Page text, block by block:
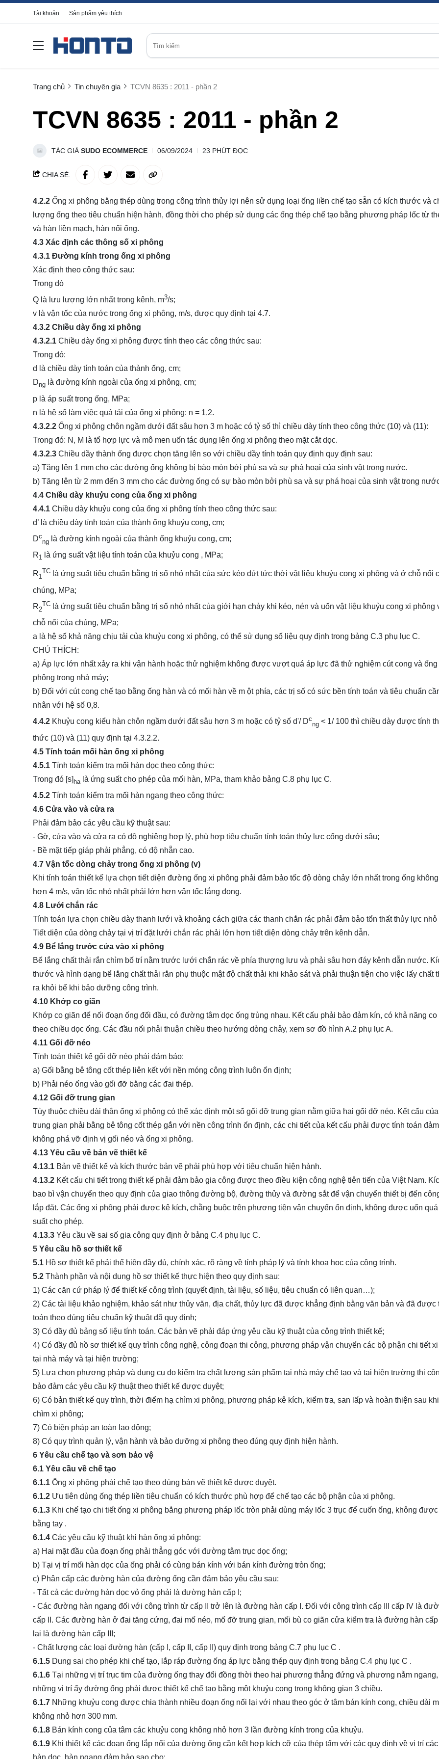
Tài khoản Sản phẩm yêu thích
Trang chủ Tin chuyên gia TCVN 8635 : 2011 - phần 2
TCVN 8635 : 2011 - phần 2
TÁC GIẢ SUDO ECOMMERCE 06/09/2024 23 PHÚT ĐỌC
CHIA SẺ:
4.2.2 Ống xi phông bằng thép dùng trong công trình thủy lợi nên sử dụng loại ống liền chế tạo sẵn có kích thước và
lượng ống theo tiêu chuẩn hiện hành, đồng thời cho phép sử dụng các ống thép chế tạo bằng phương pháp lốc từ
và hàn liền mạch, hàn nối ống.
4.3 Xác định các thông số xi phông
4.3.1 Đường kính trong ống xi phông
Xác định theo công thức sau:
Trong đó
Q là lưu lượng lớn nhất trong kênh, m3/s;
v là vận tốc của nước trong ống xi phông, m/s, được quy định tại 4.7.
4.3.2 Chiều dày ống xi phông
4.3.2.1 Chiều dày ống xi phông được tính theo các công thức sau:
Trong đó:
d là chiều dày tính toán của thành ống, cm;
Dng là đường kính ngoài của ống xi phông, cm;
p là áp suất trong ống, MPa;
n là hệ số làm việc quá tải của ống xi phông: n = 1,2.
4.3.2.2 Ống xi phông chôn ngầm dưới đất sâu hơn 3 m hoặc có tỷ số thì chiều dày tính theo công thức (10) và (11):
Trong đó: N, M là tổ hợp lực và mô men uốn tác dụng lên ống xi phông theo mặt cắt dọc.
4.3.2.3 Chiều dầy thành ống được chọn tăng lên so với chiều dầy tính toán quy định quy định sau:
a) Tăng lên 1 mm cho các đường ống không bị bào mòn bởi phù sa và sự phá hoại của sinh vật trong nước.
b) Tăng lên từ 2 mm đến 3 mm cho các đường ống có sự bào mòn bởi phù sa và sự phá hoại của sinh vật trong
4.4 Chiều dày khuỷu cong của ống xi phông
4.4.1 Chiều dày khuỷu cong của ống xi phông tính theo công thức sau:
d’ là chiều dày tính toán của thành ống khuỷu cong, cm;
Dc
ng là đường kính ngoài của thành ống khuỷu cong, cm;
R1 là ứng suất vật liệu tính toán của khuỷu cong , MPa;
R1
TC là ứng suất tiêu chuẩn bằng trị số nhỏ nhất của sức kéo đứt tức thời vật liệu khuỷu cong xi phông và ở chỗ nối
chúng, MPa;
R2
TC là ứng suất tiêu chuẩn bằng trị số nhỏ nhất của giới hạn chảy khi kéo, nén và uốn vật liệu khuỷu cong xi phông
chỗ nối của chúng, MPa;
a là hệ số khả năng chịu tải của khuỷu cong xi phông, có thể sử dụng số liệu quy định trong bảng C.3 phụ lục C.
CHÚ THÍCH:
a) Áp lực lớn nhất xảy ra khi vận hành hoặc thử nghiệm không được vượt quá áp lực đã thử nghiệm cút cong và ống
phông trong nhà máy;
b) Đối với cút cong chế tạo bằng ống hàn và có mối hàn về m ột phía, các trị số có sức bền tính toán và tiêu chuẩn
nhân với hệ số 0,8.
4.4.2 Khuỷu cong kiểu hàn chôn ngầm dưới đất sâu hơn 3 m hoặc có tỷ số d'/ Dc
ng < 1/ 100 thì chiều dày được tính
thức (10) và (11) quy định tại 4.3.2.2.
4.5 Tính toán mối hàn ống xi phông
4.5.1 Tính toán kiểm tra mối hàn dọc theo công thức:
Trong đó [s] ha là ứng suất cho phép của mối hàn, MPa, tham khảo bảng C.8 phụ lục C.
4.5.2 Tính toán kiểm tra mối hàn ngang theo công thức:
4.6 Cửa vào và cửa ra
Phải đảm bảo các yêu cầu kỹ thuật sau:
- Gờ, cửa vào và cửa ra có độ nghiêng hợp lý, phù hợp tiêu chuẩn tính toán thủy lực cống dưới sâu;
- Bề mặt tiếp giáp phải phẳng, có độ nhẵn cao.
4.7 Vận tốc dòng chảy trong ống xi phông (v)
Khi tính toán thiết kế lựa chọn tiết diện đường ống xi phông phải đảm bảo tốc độ dòng chảy lớn nhất trong ống
hơn 4 m/s, vận tốc nhỏ nhất phải lớn hơn vận tốc lắng đọng.
4.8 Lưới chắn rác
Tính toán lựa chọn chiều dày thanh lưới và khoảng cách giữa các thanh chắn rác phải đảm bảo tổn thất thủy lực nhỏ
Tiết diện của dòng chảy tại vị trí đặt lưới chắn rác phải lớn hơn tiết diện dòng chảy trên kênh dẫn.
4.9 Bể lắng trước cửa vào xi phông
Bể lắng chất thải rắn chìm bố trí nằm trước lưới chắn rác về phía thượng lưu và phải sâu hơn đáy kênh dẫn nước.
thước và hình dạng bể lắng chất thải rắn phụ thuộc mật độ chất thải khi khảo sát và phải thuận tiện cho việc lấy chất
ra khỏi bể khi bảo dưỡng công trình.
4.10 Khớp co giãn
Khớp co giãn để nối đoạn ống đối đầu, có đường tâm dọc ống trùng nhau. Kết cấu phải bảo đảm kín, có khả năng co
theo chiều dọc ống. Các đầu nối phải thuận chiều theo hướng dòng chảy, xem sơ đồ hình A.2 phụ lục A.
4.11 Gối đỡ néo
Tính toán thiết kế gối đỡ néo phải đảm bảo:
a) Gối bằng bê tông cốt thép liên kết với nền móng công trình luôn ổn định;
b) Phải néo ống vào gối đỡ bằng các đai thép.
4.12 Gối đỡ trung gian
Tùy thuộc chiều dài thân ống xi phông có thể xác định một số gối đỡ trung gian nằm giữa hai gối đỡ néo. Kết cấu
trung gian phải bằng bê tông cốt thép gắn với nền công trình ổn định, các chi tiết của kết cấu phải được tính toán
không phá vỡ định vị gối néo và ống xi phông.
4.13 Yêu cầu về bản vẽ thiết kế
4.13.1 Bản vẽ thiết kế và kích thước bản vẽ phải phù hợp với tiêu chuẩn hiện hành.
4.13.2 Kết cấu chi tiết trong thiết kế phải đảm bảo gia công được theo điều kiện công nghệ tiên tiến của Việt Nam.
bao bì vận chuyển theo quy định của giao thông đường bộ, đường thủy và đường sắt để vận chuyển thiết bị đến
lắp đặt. Các ống xi phông phải được kê kích, chằng buộc trên phương tiện vận chuyển ổn định, không được uốn
suất cho phép.
4.13.3 Yêu cầu về sai số gia công quy định ở bảng C.4 phụ lục C.
5 Yêu cầu hồ sơ thiết kế
5.1 Hồ sơ thiết kế phải thể hiện đầy đủ, chính xác, rõ ràng về tính pháp lý và tính khoa học của công trình.
5.2 Thành phần và nội dung hồ sơ thiết kế thực hiện theo quy định sau:
1) Các căn cứ pháp lý để thiết kế công trình (quyết định, tài liệu, số liệu, tiêu chuẩn có liên quan…);
2) Các tài liệu khảo nghiệm, khảo sát như thủy văn, địa chất, thủy lực đã được khẳng định bằng văn bản và đã được
toán theo đúng tiêu chuẩn kỹ thuật đã quy định;
3) Có đầy đủ bảng số liệu tính toán. Các bản vẽ phải đáp ứng yêu cầu kỹ thuật của công trình thiết kế;
4) Có đầy đủ hồ sơ thiết kế quy trình công nghệ, công đoạn thi công, phương pháp vận chuyển các bộ phận chi tiết
tại nhà máy và tại hiện trường;
5) Lựa chọn phương pháp và dụng cụ đo kiểm tra chất lượng sản phẩm tại nhà máy chế tạo và tại hiện trường thi
bảo đảm các yêu cầu kỹ thuật theo thiết kế được duyệt;
6) Có bản thiết kế quy trình, thời điểm hạ chìm xi phông, phương pháp kê kích, kiểm tra, san lấp và hoàn thiện sau
chìm xi phông;
7) Có biện pháp an toàn lao động;
8) Có quy trình quản lý, vận hành và bảo dưỡng xi phông theo đúng quy định hiện hành.
6 Yêu cầu chế tạo và sơn bảo vệ
6.1 Yêu cầu về chế tạo
6.1.1 Ống xi phông phải chế tạo theo đúng bản vẽ thiết kế được duyệt.
6.1.2 Ưu tiên dùng ống thép liền tiêu chuẩn có kích thước phù hợp để chế tạo các bộ phận của xi phông.
6.1.3 Khi chế tạo chi tiết ống xi phông bằng phương pháp lốc tròn phải dùng máy lốc 3 trục để cuốn ống, không
bằng tay .
6.1.4 Các yêu cầu kỹ thuật khi hàn ống xi phông:
a) Hai mặt đầu của đoạn ống phải thẳng góc với đường tâm trục dọc ống;
b) Tại vị trí mối hàn dọc của ống phải có cùng bán kính với bán kính đường tròn ống;
c) Phân cấp các đường hàn của đường ống cần đảm bảo yêu cầu sau:
- Tất cả các đường hàn dọc vỏ ống phải là đường hàn cấp I;
- Các đường hàn ngang đối với công trình từ cấp II trở lên là đường hàn cấp I. Đối với công trình cấp III cấp IV là
cấp II. Các đường hàn ở đai tăng cứng, đai mố néo, mố đỡ trung gian, mối bù co giãn cửa kiểm tra là đường hàn cấp
lại là đường hàn cấp III;
- Chất lượng các loại đường hàn (cấp I, cấp II, cấp II) quy định trong bảng C.7 phụ lục C .
6.1.5 Dung sai cho phép khi chế tạo, lắp ráp đường ống áp lực bằng thép quy định trong bảng C.4 phụ lục C .
6.1.6 Tại những vị trí trục tim của đường ống thay đổi đồng thời theo hai phương thẳng đứng và phương nằm ngang,
những vị trí ấy đường ống phải được thiết kế chế tạo bằng một khuỷu cong trong không gian 3 chiều.
6.1.7 Những khuỷu cong được chia thành nhiều đoạn ống nối lại với nhau theo góc ở tâm bán kính cong, chiều dài
không nhỏ hơn 300 mm.
6.1.8 Bán kính cong của tâm các khuỷu cong không nhỏ hơn 3 lần đường kính trong của khuỷu.
6.1.9 Khi thiết kế các đoạn ống lắp nối của đường ống cần kết hợp kích cỡ của thép tấm với các quy định về vị trí
hàn dọc, hàn ngang đảm bảo sao cho: